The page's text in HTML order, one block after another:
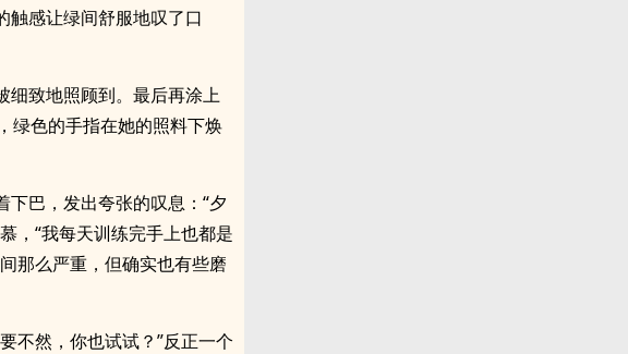
触感让绿间舒服地叹了口
细致地照顾到。最后再涂上
绿色的手指在她的照料下焕
巴，发出夸张的叹息：“夕
，“我每天训练完手上也都是
那么严重，但确实也有些磨
不然，你也试试？”反正一个